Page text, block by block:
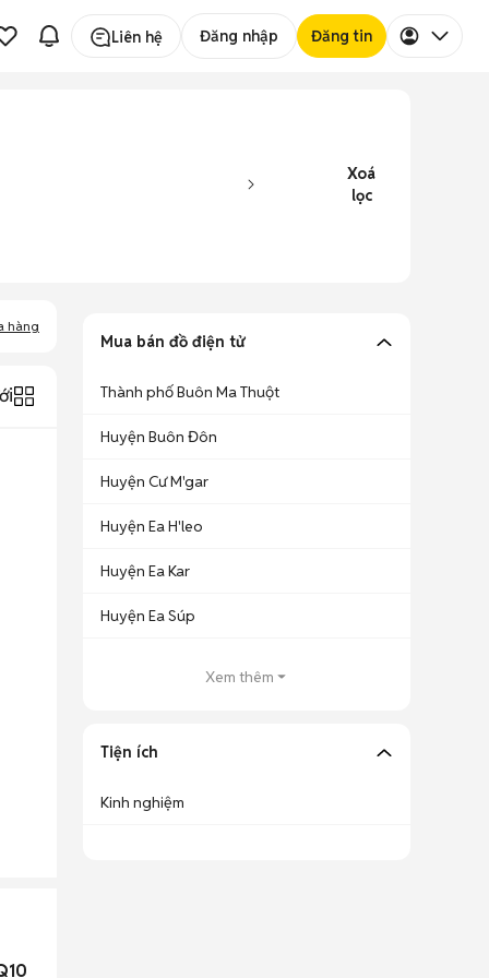
Liên hệ Đăng nhập Đăng tin
Xoá
lọc
hàng
Mua bán đồ điện tử
Thành phố Buôn Ma Thuột
Huyện Buôn Đôn
Huyện Cư M'gar
Huyện Ea H'leo
Huyện Ea Kar
Huyện Ea Súp
Xem thêm
Tiện ích
Kinh nghiệm